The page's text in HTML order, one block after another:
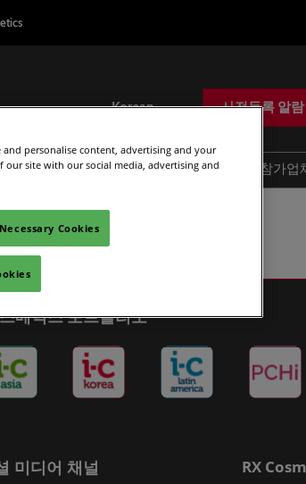
Korean
English
Korean
사전등록 알
나 리포트 & 인사이트 도움 참가업
메틱스 포트폴리오
미디어 채널 RX
personalise content, advertising and your
site with our social media, advertising and
Cookies